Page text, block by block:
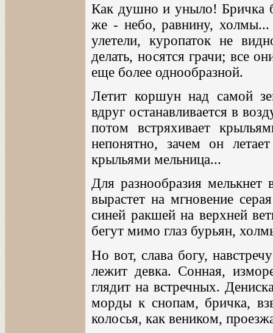
Как душно и уныло! Бричка
же - небо, равнину, холмы...
улетели, куропаток не
делать, носятся грачи; все
еще более однообразной.
Летит коршун над самой
вдруг останавливается в
потом встряхивает
непонятно, зачем он
крыльями мельница...
Для разнообразия
вырастет на мгновение
синей ракшей на верхней
бегут мимо глаз бурьян,
Но вот, слава богу,
лежит девка. Сонная,
глядит на встречных.
морды к снопам, бричка,
колосья, как веником,